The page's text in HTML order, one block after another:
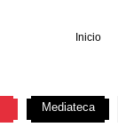
Inicio
Mediateca